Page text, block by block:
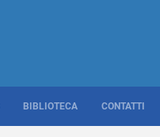
BIBLIOTECA CONTATTI